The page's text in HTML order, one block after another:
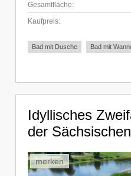
Gesamtfläche:
Kaufpreis:
Bad mit Dusche Bad mit
Idyllisches
der
merken